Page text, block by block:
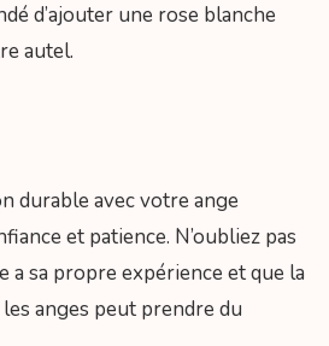
d’ajouter une rose blanche
autel.
durable avec votre ange
et patience. N’oubliez pas
a sa propre expérience et que la
anges peut prendre du